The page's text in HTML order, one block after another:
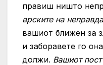
правиш ништо
врските на
вашиот ближен за
и заборавете го
должи. Вашиот